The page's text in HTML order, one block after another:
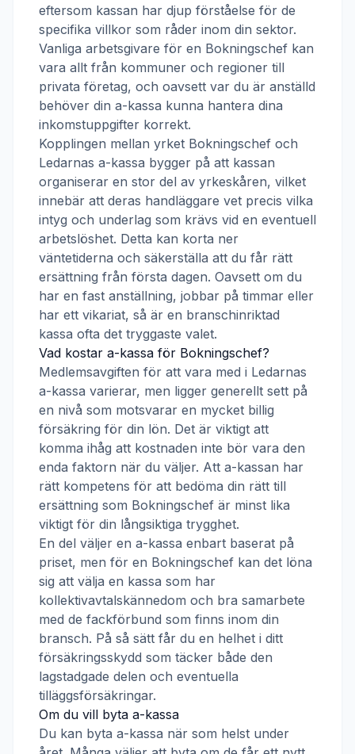
eftersom kassan har djup förståelse för de
specifika villkor som råder inom din sektor.
Vanliga arbetsgivare för en Bokningschef kan
vara allt från kommuner och regioner till
privata företag, och oavsett var du är anställd
behöver din a-kassa kunna hantera dina
inkomstuppgifter korrekt.
Kopplingen mellan yrket Bokningschef och
Ledarnas a-kassa bygger på att kassan
organiserar en stor del av yrkeskåren, vilket
innebär att deras handläggare vet precis vilka
intyg och underlag som krävs vid en eventuell
arbetslöshet. Detta kan korta ner
väntetiderna och säkerställa att du får rätt
ersättning från första dagen. Oavsett om du
har en fast anställning, jobbar på timmar eller
har ett vikariat, så är en branschinriktad
kassa ofta det tryggaste valet.
Vad kostar a-kassa för Bokningschef?
Medlemsavgiften för att vara med i Ledarnas
a-kassa varierar, men ligger generellt sett på
en nivå som motsvarar en mycket billig
försäkring för din lön. Det är viktigt att
komma ihåg att kostnaden inte bör vara den
enda faktorn när du väljer. Att a-kassan har
rätt kompetens för att bedöma din rätt till
ersättning som Bokningschef är minst lika
viktigt för din långsiktiga trygghet.
En del väljer en a-kassa enbart baserat på
priset, men för en Bokningschef kan det löna
sig att välja en kassa som har
kollektivavtalskännedom och bra samarbete
med de fackförbund som finns inom din
bransch. På så sätt får du en helhet i ditt
försäkringsskydd som täcker både den
lagstadgade delen och eventuella
tilläggsförsäkringar.
Om du vill byta a-kassa
Du kan byta a-kassa när som helst under